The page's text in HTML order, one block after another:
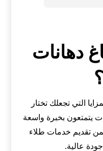
دهانات
التي تجعلك تختار
يتمتعون بخبرة واسعة
تقديم خدمات طلاء
عالية.